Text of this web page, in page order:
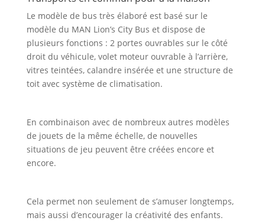
Le modèle de bus très élaboré est basé sur le
modèle du MAN Lion’s City Bus et dispose de
plusieurs fonctions : 2 portes ouvrables sur le côté
droit du véhicule, volet moteur ouvrable à l’arrière,
vitres teintées, calandre insérée et une structure de
toit avec système de climatisation.
En combinaison avec de nombreux autres modèles
de jouets de la même échelle, de nouvelles
situations de jeu peuvent être créées encore et
encore.
Cela permet non seulement de s’amuser longtemps,
mais aussi d’encourager la créativité des enfants.